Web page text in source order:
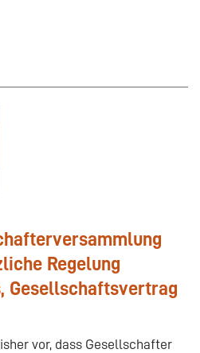
Regelung
Gesellschaftsvertrag
vor, dass Gesellschafter